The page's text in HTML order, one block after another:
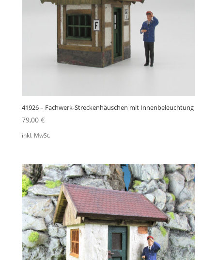
41926 – Fachwerk-Streckenhäuschen mit Innenbeleuchtung
79,00 €
inkl. MwSt.